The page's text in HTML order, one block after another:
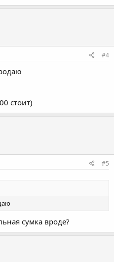
#4
стоит)
#5
сумка вроде?